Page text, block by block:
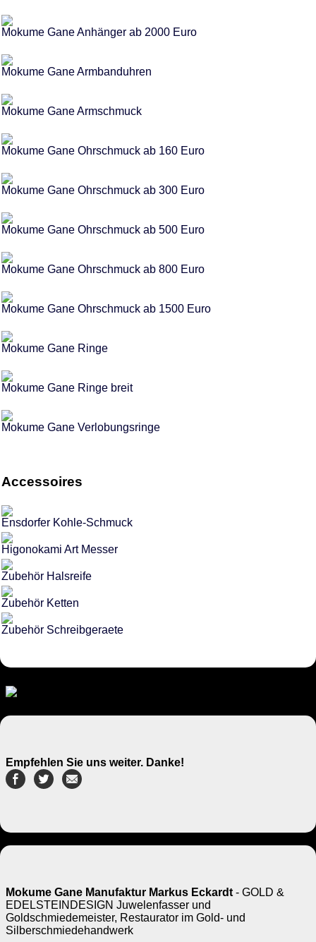
Mokume Gane Anhänger ab 2000 Euro
Mokume Gane Armbanduhren
Mokume Gane Armschmuck
Mokume Gane Ohrschmuck ab 160 Euro
Mokume Gane Ohrschmuck ab 300 Euro
Mokume Gane Ohrschmuck ab 500 Euro
Mokume Gane Ohrschmuck ab 800 Euro
Mokume Gane Ohrschmuck ab 1500 Euro
Mokume Gane Ringe
Mokume Gane Ringe breit
Mokume Gane Verlobungsringe
Accessoires
Ensdorfer Kohle-Schmuck
Higonokami Art Messer
Zubehör Halsreife
Zubehör Ketten
Zubehör Schreibgeraete
Empfehlen Sie uns weiter. Danke!
Mokume Gane Manufaktur Markus Eckardt - GOLD &
EDELSTEINDESIGN Juwelenfasser und
Goldschmiedemeister, Restaurator im Gold- und
Silberschmiedehandwerk